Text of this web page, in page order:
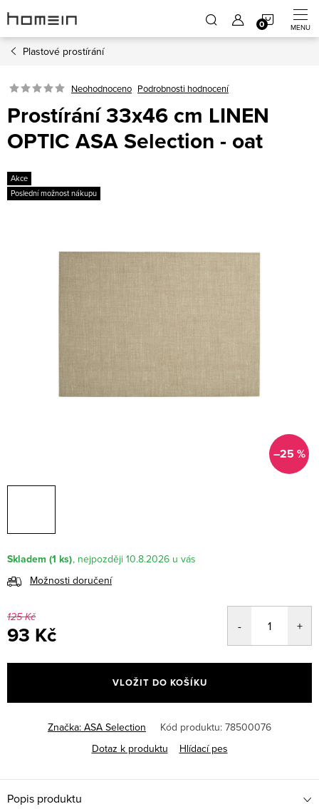
na
obsah
Plastové prostírání
Neohodnoceno Podrobnosti hodnocení
Prostírání 33x46 cm LINEN
OPTIC ASA Selection - oat
Akce
Poslední možnost nákupu
–25 %
Skladem (1 ks)
10.8.2026
Možnosti doručení
125 Kč
93 Kč
cena:
VLOŽIT DO KOŠÍKU
Značka: ASA Selection Kód produktu: 78500076
Dotaz k produktu
Hlídací pes
Popis produktu